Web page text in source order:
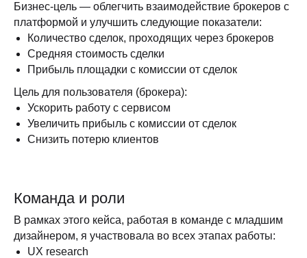
Бизнес-цель — облегчить взаимодействие брокеров с
платформой и улучшить следующие показатели:
Количество сделок, проходящих через брокеров
Средняя стоимость сделки
Прибыль площадки с комиссии от сделок
Цель для пользователя (брокера):
Ускорить работу с сервисом
Увеличить прибыль с комиссии от сделок
Снизить потерю клиентов
Команда и роли
В рамках этого кейса, работая в команде с младшим
дизайнером, я участвовала во всех этапах работы:
UX research